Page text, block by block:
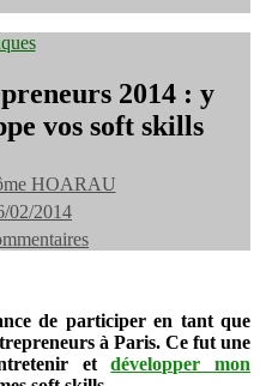
2014 : y
vos soft skills
HOARAU
02/2014
Le
Entrepreneurs
2014
:
de participer en tant que
à Paris. Ce fut une
etdévelopper mon